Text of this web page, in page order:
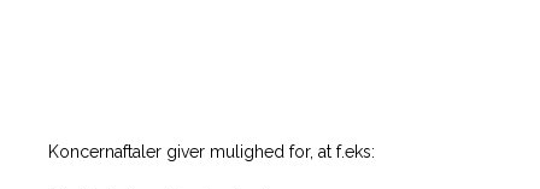
Koncernaftaler giver mulighed for, at f.eks: